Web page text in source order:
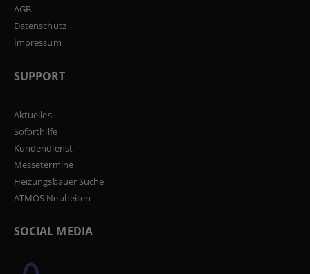
AGB
Datenschutz
Impressum
SUPPORT
Aktuelles
Soforthilfe
Kundendienst
Messetermine
Heizungsbauer Suche
ATMOS Neuheiten
SOCIAL MEDIA